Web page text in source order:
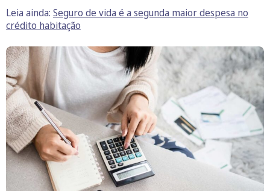
Leia ainda: Seguro de vida é a segunda maior despesa no
crédito habitação